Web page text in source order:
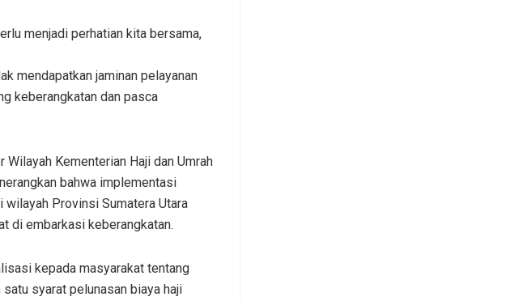
menjadi perhatian kita bersama,
mendapatkan jaminan pelayanan
keberangkatan dan pasca
Kementerian Haji dan Umrah
bahwa implementasi
wilayah Provinsi Sumatera Utara
di embarkasi keberangkatan.
kepada masyarakat tentang
syarat pelunasan biaya haji